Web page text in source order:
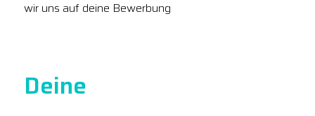
wir uns auf deine Bewerbung
Deine